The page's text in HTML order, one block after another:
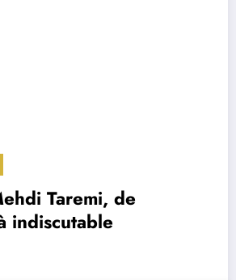
Taremi, de
indiscutable